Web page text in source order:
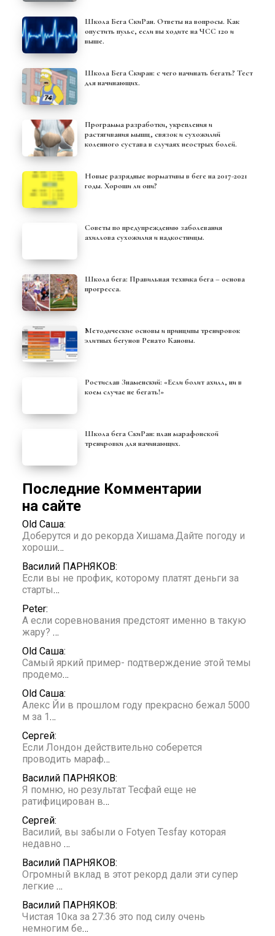
Школа Бега СкиРан. Ответы на вопросы. Как
опустить пульс, если вы ходите на ЧСС 120 и
выше.
Школа Бега Скиран: с чего начинать бегать? Тест
для начинающих.
Программа разработки, укрепления и
растягивания мышц, связок и сухожилий
коленного сустава в случаях неострых болей.
Новые разрядные нормативы в беге на 2017-2021
годы. Хороши ли они?
Советы по предупреждению заболевания
ахиллова сухожилия и надкостницы.
Школа бега: Правильная техника бега – основа
прогресса.
Методические основы и принципы тренировок
элитных бегунов Ренато Кановы.
Ростислав Знаменский: «Если болит ахилл, ни в
коем случае не бегать!»
Школа бега СкиРан: план марафонской
тренировки для начинающих.
Последние Комментарии
на сайте
Old Саша:
Доберутся и до рекорда Хишама.Дайте погоду и
хороши…
Василий ПАРНЯКОВ:
Если вы не профик, которому платят деньги за
старты…
Peter:
А если соревнования предстоят именно в такую
жару? …
Old Саша:
Самый яркий пример- подтверждение этой темы
продемо…
Old Саша:
Алекс Йи в прошлом году прекрасно бежал 5000
м за 1…
Сергей:
Если Лондон действительно соберется
проводить мараф…
Василий ПАРНЯКОВ:
Я помню, но результат Тесфай еще не
ратифицирован в…
Сергей:
Василий, вы забыли о Fotyen Tesfay которая
недавно …
Василий ПАРНЯКОВ:
Огромный вклад в этот рекорд дали эти супер
легкие …
Василий ПАРНЯКОВ:
Чистая 10ка за 27:36 это под силу очень
немногим бе…